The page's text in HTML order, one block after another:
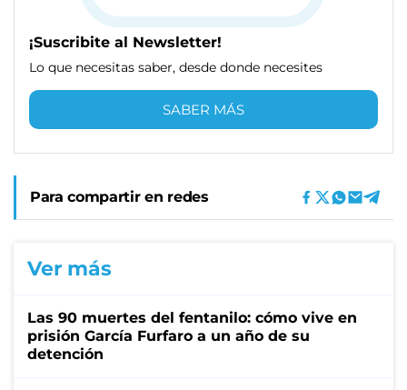
¡Suscribite al Newsletter!
Lo que necesitas saber, desde donde necesites
SABER MÁS
Para compartir en redes
Ver más
Las 90 muertes del fentanilo: cómo vive en
prisión García Furfaro a un año de su
detención